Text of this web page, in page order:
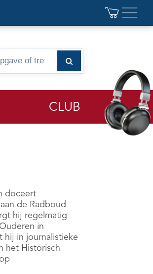
CLUB
doceert
de Radboud
hij regelmatig
in
hij in journalistieke
het Historisch